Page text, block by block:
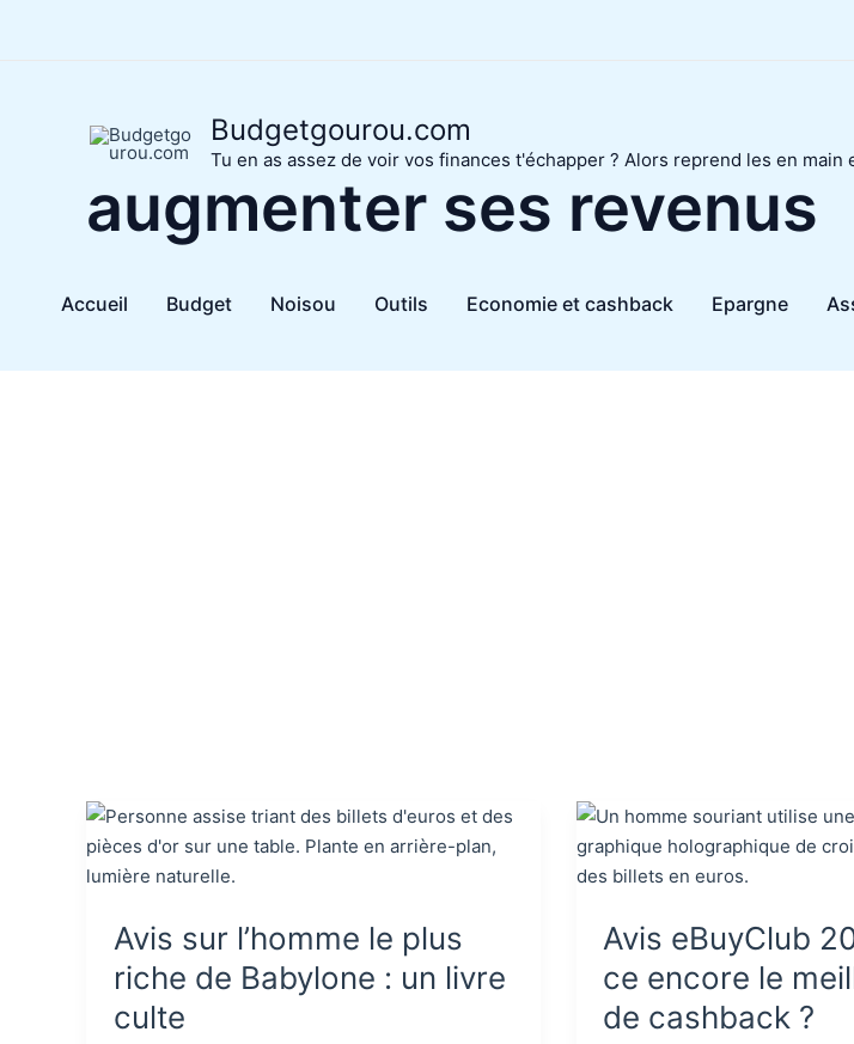
Budgetgourou.com
Tu en as assez de voir vos finances t'échapper ? Alors reprend les en main
Accueil Budget Noisou Outils Economie et cashback Epargne
augmenter ses revenus
Avis sur l’homme le plus
riche de Babylone : un livre
culte
Avis eBuyClub
ce encore le
de cashback ?